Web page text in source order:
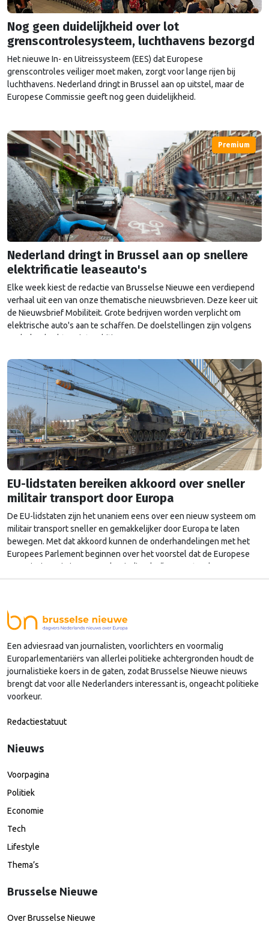
Nog geen duidelijkheid over lot
grenscontrolesysteem, luchthavens bezorgd
Het nieuwe In- en Uitreissysteem (EES) dat Europese
grenscontroles veiliger moet maken, zorgt voor lange rijen bij
luchthavens. Nederland dringt in Brussel aan op uitstel, maar de
Europese Commissie geeft nog geen duidelijkheid.
Premium
Nederland dringt in Brussel aan op snellere
elektrificatie leaseauto's
Elke week kiest de redactie van Brusselse Nieuwe een verdiepend
verhaal uit een van onze thematische nieuwsbrieven. Deze keer uit
de Nieuwsbrief Mobiliteit. Grote bedrijven worden verplicht om
elektrische auto's aan te schaffen. De doelstellingen zijn volgens
Nederland echter niet ambitieus genoeg.
EU-lidstaten bereiken akkoord over sneller
militair transport door Europa
De EU-lidstaten zijn het unaniem eens over een nieuw systeem om
militair transport sneller en gemakkelijker door Europa te laten
bewegen. Met dat akkoord kunnen de onderhandelingen met het
Europees Parlement beginnen over het voorstel dat de Europese
Commissie vorig jaar november indiende. “In een steeds
Een adviesraad van journalisten, voorlichters en voormalig
Europarlementariërs van allerlei politieke achtergronden houdt de
journalistieke koers in de gaten, zodat Brusselse Nieuwe nieuws
brengt dat voor alle Nederlanders interessant is, ongeacht politieke
voorkeur.
Redactiestatuut
Nieuws
Voorpagina
Politiek
Economie
Tech
Lifestyle
Thema’s
Brusselse Nieuwe
Over Brusselse Nieuwe